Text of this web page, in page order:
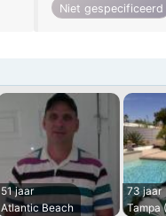
Niet gespecificeerd
51 jaar
Atlantic Beach
73 jaar
Tampa